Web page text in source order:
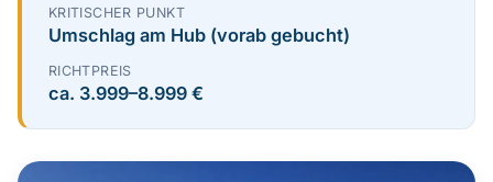
KRITISCHER PUNKT
Umschlag am Hub (vorab gebucht)
RICHTPREIS
ca. 3.999–8.999 €